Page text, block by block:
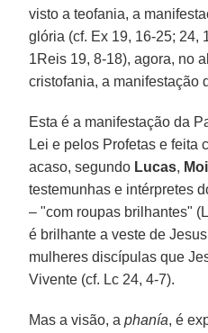
visto a teofania, a
glória (cf. Ex 19, 16-25; 24,
1Reis 19, 8-18), agora, no
cristofania, a manifestação
Esta é a manifestação da
Lei e pelos Profetas e feita
acaso, segundo Lucas,
testemunhas e intérpretes
– "com roupas brilhantes"
é brilhante a veste de
mulheres discípulas que
Vivente (cf. Lc 24, 4-7).
Mas a visão, aphanía, é